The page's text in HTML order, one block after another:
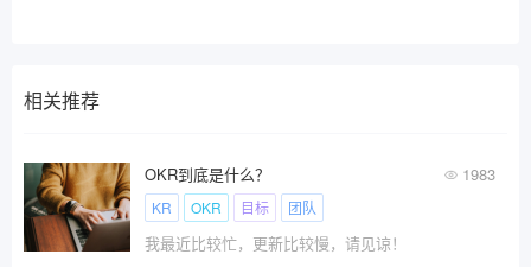
相关推荐
OKR到底是什么？ 1983
KR OKR 目标 团队
我最近比较忙，更新比较慢，请见谅！